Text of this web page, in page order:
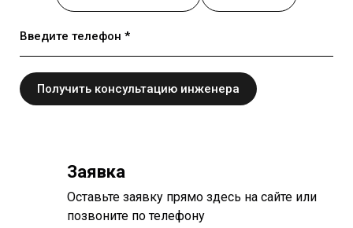
Введите телефон *
Получить консультацию инженера
Заявка
Оставьте заявку прямо здесь на сайте или
позвоните по телефону